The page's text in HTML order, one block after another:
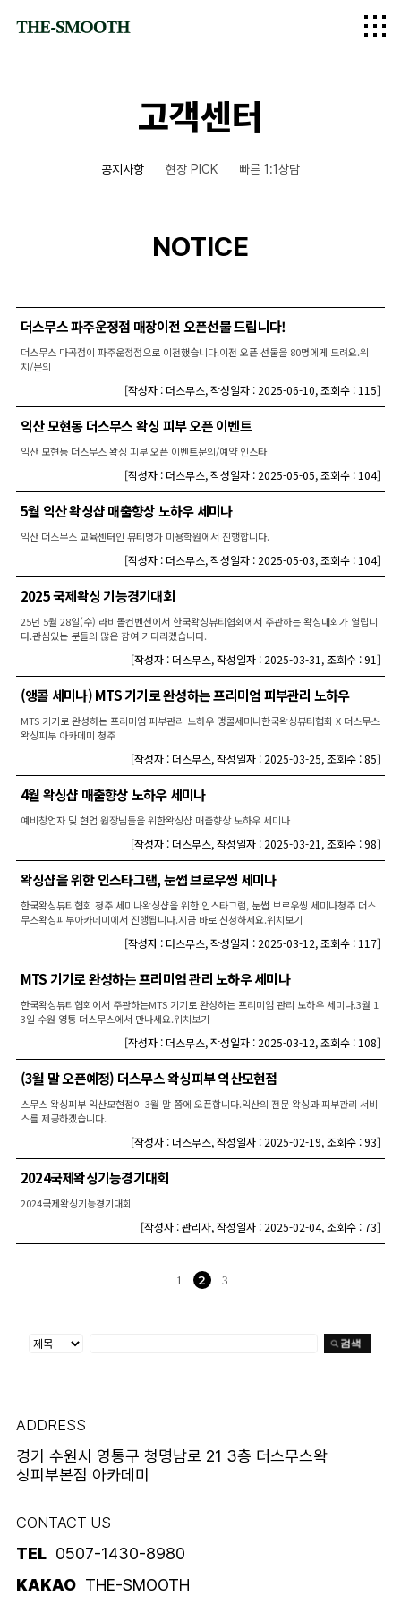
logo
고객센터
공지사항 현장 PICK 빠른 1:1상담
NOTICE
더스무스 파주운정점 매장이전 오픈선물 드립니다!
더스무스 마곡점이 파주운정점으로 이전했습니다.이전 오픈 선물을 80명에게 드려요.위
치/문의
[작성자 : 더스무스,작성일자 : 2025-06-10,조회수 : 115]
익산 모현동 더스무스 왁싱 피부 오픈 이벤트
익산 모현동 더스무스 왁싱 피부 오픈 이벤트문의/예약 인스타
[작성자 : 더스무스,작성일자 : 2025-05-05,조회수 : 104]
5월 익산 왁싱샵 매출향상 노하우 세미나
익산 더스무스 교육센터인 뷰티명가 미용학원에서 진행합니다.
[작성자 : 더스무스,작성일자 : 2025-05-03,조회수 : 104]
2025 국제왁싱 기능경기대회
25년 5월 28일(수) 라비돌컨벤션에서 한국왁싱뷰티협회에서 주관하는 왁싱대회가 열립니
다.관심있는 분들의 많은 참여 기다리겠습니다.
[작성자 : 더스무스,작성일자 : 2025-03-31 ,조회수 : 91]
(앵콜 세미나) MTS 기기로 완성하는 프리미엄 피부관리 노하우
MTS 기기로 완성하는 프리미엄 피부관리 노하우 앵콜세미나한국왁싱뷰티협회 X 더스무스
왁싱피부 아카데미 청주
[작성자 : 더스무스,작성일자 : 2025-03-25,조회수 : 85]
4월 왁싱샵 매출향상 노하우 세미나
예비창업자 및 현업 원장님들을 위한왁싱샵 매출향상 노하우 세미나
[작성자 : 더스무스,작성일자 : 2025-03-21 ,조회수 : 98]
왁싱샵을 위한 인스타그램, 눈썹 브로우씽 세미나
한국왁싱뷰티협회 청주 세미나왁싱샵을 위한 인스타그램, 눈썹 브로우씽 세미나청주 더스
무스왁싱피부아카데미에서 진행됩니다.지금 바로 신청하세요.위치보기
[작성자 : 더스무스,작성일자 : 2025-03-12,조회수 : 117]
MTS 기기로 완성하는 프리미엄 관리 노하우 세미나
한국왁싱뷰티협회에서 주관하는MTS 기기로 완성하는 프리미엄 관리 노하우 세미나.3월 1
3일 수원 영통 더스무스에서 만나세요.위치보기
[작성자 : 더스무스,작성일자 : 2025-03-12,조회수 : 108]
(3월 말 오픈예정) 더스무스 왁싱피부 익산모현점
스무스 왁싱피부 익산모현점이 3월 말 쯤에 오픈합니다.익산의 전문 왁싱과 피부관리 서비
스를 제공하겠습니다.
[작성자 : 더스무스,작성일자 : 2025-02-19,조회수 : 93]
2024국제왁싱기능경기대회
2024국제왁싱기능경기대회
[작성자 : 관리자,작성일자 : 2025-02-04,조회수 : 73]
1 2 3
ADDRESS
경기 수원시 영통구 청명남로 21 3층 더스무스왁
싱피부본점 아카데미
CONTACT US
TEL 0507-1430-8980
KAKAO THE-SMOOTH